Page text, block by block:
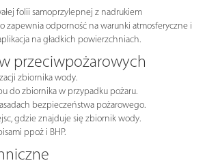
folii samoprzylepnej z nadrukiem
zapewnia odporność na warunki atmosferyczne i
na gładkich powierzchniach.
przeciwpożarowych
zbiornika wody.
do zbiornika w przypadku pożaru.
bezpieczeństwa pożarowego.
gdzie znajduje się zbiornik wody.
ppoż i BHP.